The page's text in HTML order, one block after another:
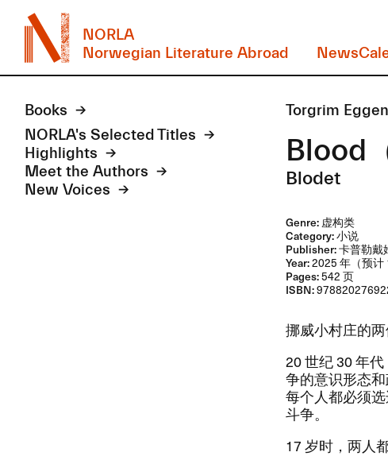
NORLA
Norwegian Literature Abroad
News
Books
NORLA's Selected Titles
Highlights
Meet the Authors
New Voices
Torgrim
Blood​
Blodet
Genre:虚构类
Category:小说
Publisher:卡普勒戴
Year:2025 年（预计
Pages:542 页
ISBN:
挪威小村庄的
20 ​世纪 30 ​年
争的意识形态
每个人都必须
斗争。​​
17 ​岁时，​两人